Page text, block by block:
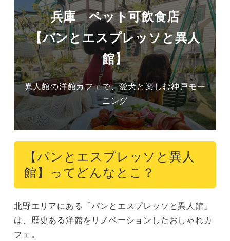
兵庫 ペット可飲食店
【パンとエスプレッソと異人
館】
異人館の洋館カフェで、愛犬と楽しむ神戸モー
ニング
【パンとエスプレッソと異人
館】ってどんなとこ？
北野エリアにある「パンとエスプレッソと異人館」
は、歴史ある洋館をリノベーションしたおしゃれカ
フェ。